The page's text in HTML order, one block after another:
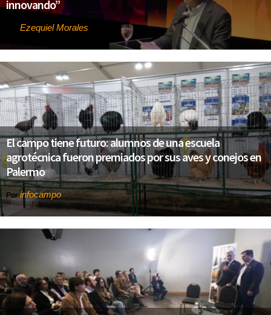
innovando”
Ezequiel Morales
El campo tiene futuro: alumnos de una escuela
agrotécnica fueron premiados por sus aves y conejos en
Palermo
Por infocampo